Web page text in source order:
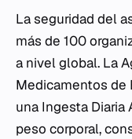
La seguridad del
más de 100
a nivel global. La
Medicamentos de
una Ingesta
peso corporal,